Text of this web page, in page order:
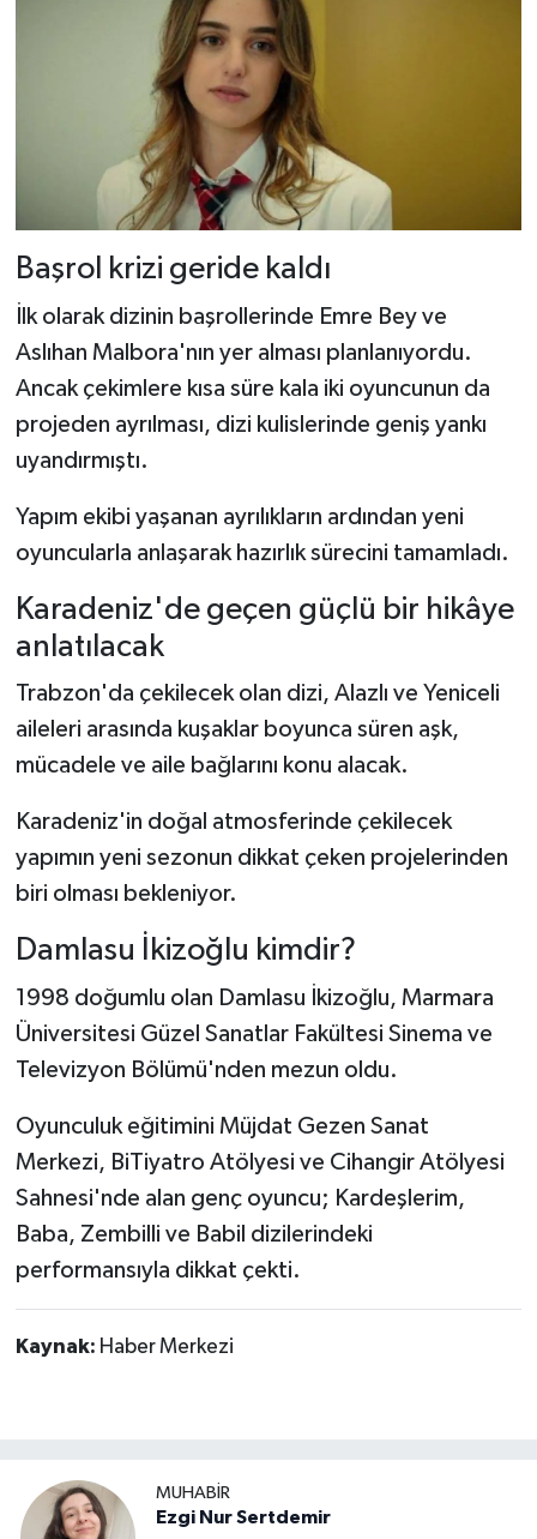
Başrol krizi geride kaldı
İlk olarak dizinin başrollerinde Emre Bey ve
Aslıhan Malbora'nın yer alması planlanıyordu.
Ancak çekimlere kısa süre kala iki oyuncunun da
projeden ayrılması, dizi kulislerinde geniş yankı
uyandırmıştı.
Yapım ekibi yaşanan ayrılıkların ardından yeni
oyuncularla anlaşarak hazırlık sürecini tamamladı.
Karadeniz'de geçen güçlü bir hikâye
anlatılacak
Trabzon'da çekilecek olan dizi, Alazlı ve Yeniceli
aileleri arasında kuşaklar boyunca süren aşk,
mücadele ve aile bağlarını konu alacak.
Karadeniz'in doğal atmosferinde çekilecek
yapımın yeni sezonun dikkat çeken projelerinden
biri olması bekleniyor.
Damlasu İkizoğlu kimdir?
1998 doğumlu olan Damlasu İkizoğlu, Marmara
Üniversitesi Güzel Sanatlar Fakültesi Sinema ve
Televizyon Bölümü'nden mezun oldu.
Oyunculuk eğitimini Müjdat Gezen Sanat
Merkezi, BiTiyatro Atölyesi ve Cihangir Atölyesi
Sahnesi'nde alan genç oyuncu; Kardeşlerim,
Baba, Zembilli ve Babil dizilerindeki
performansıyla dikkat çekti.
Kaynak: Haber Merkezi
MUHABİR
Ezgi Nur Sertdemir